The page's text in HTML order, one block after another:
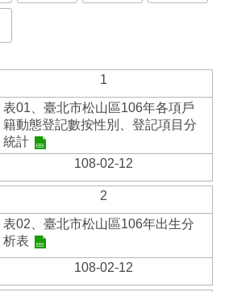
1
表01、臺北市松山區106年各項戶
籍動態登記數按性別、登記項目分
統計
108-02-12
2
表02、臺北市松山區106年出生分
析表
108-02-12